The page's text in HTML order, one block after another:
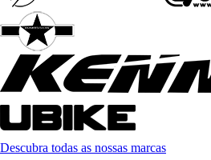
Descubra todas as nossas marcas